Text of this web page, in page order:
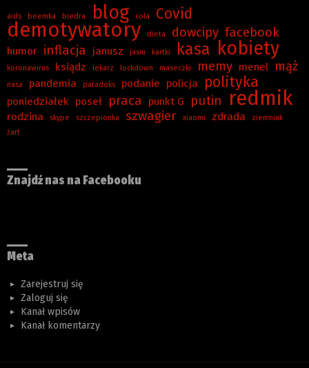
aids beemka biedra blog cola Covid
demotywatory dieta dowcipy facebook
humor inflacja janusz jasiu kartki kasa kobiety
koronawirus ksiądz lekarz lockdown maseczki memy menel mąż
nasa pandemia paradoks podanie policja polityka
poniedziałek poseł praca punkt G putin redmik
rodzina skype szczepionka szwagier xiaomi zdrada
ziemniak
żart
Znajdź nas na Facebooku
Meta
Zarejestruj się
Zaloguj się
Kanał wpisów
Kanał komentarzy